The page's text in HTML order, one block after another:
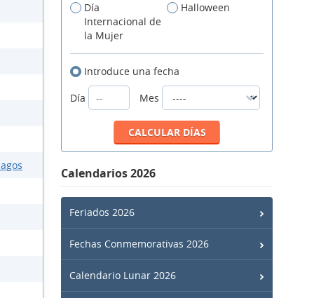
Día
Internacional de
la Mujer
Halloween
Introduce una fecha
Día
Mes
Calendarios 2026
Feriados 2026
Fechas Conmemorativas 2026
Calendario Lunar 2026